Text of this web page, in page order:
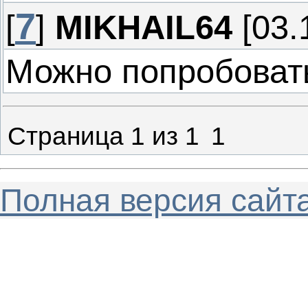
[7] MIKHAIL64
Можно
Страница 1 из 1 1
Полная версия